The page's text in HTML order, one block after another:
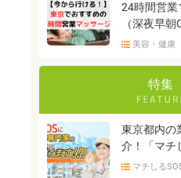
24時間営業
（深夜早朝
美容・健康
特集
東京都内の
介！「マチ
マチしる